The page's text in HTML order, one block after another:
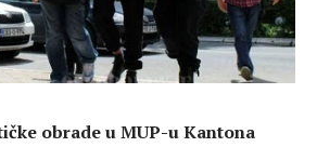
obrade u MUP-u Kantona